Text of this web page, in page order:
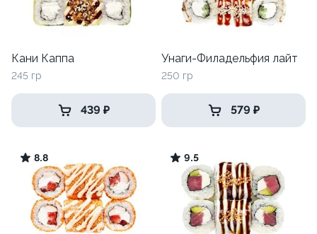
Кани Каппа
245 гр
439 ₽
Унаги-Филадельфия лайт
250 гр
579 ₽
8.8 9.5